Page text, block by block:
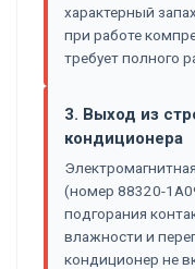
характерный
при работе
требует полного
3. Выход из
кондиционера
(номер 88320-
подгорания
влажности и
кондиционер не